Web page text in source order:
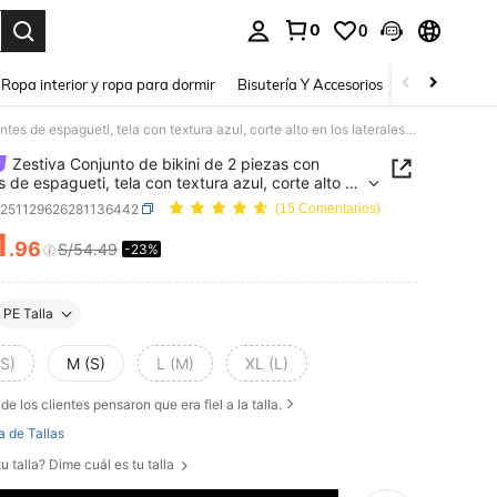
0 0
Ropa interior y ropa para dormir Bisutería Y Accesorios Zapatos
Zestiva Conjunto de bikini de 2 piezas con tirantes de espagueti, tela con textura azul, corte alto en los laterales y espalda descubierta para mujer. Conjunto de 3 piezas a juego de traje de baño para mamá e hija. Conjunto de 2 piezas para vacaciones. Conjunto de 3 piezas Swim Oasis
Zestiva Conjunto de bikini de 2 piezas con
de espagueti, tela con textura azul, corte alto en
y espalda descubierta para mujer. Conjunto
a juego de traje de baño para mamá e hija.
de 2 piezas para vacaciones. Conjunto de 3
Oasis
(15 Comentarios)
AND AVAILABILITY
.96 S/54.49 -23%
PE Talla
M (S) L (M) XL (L)
de los clientes pensaron que era fiel a la talla.
de Tallas
talla? Dime cuál es tu talla